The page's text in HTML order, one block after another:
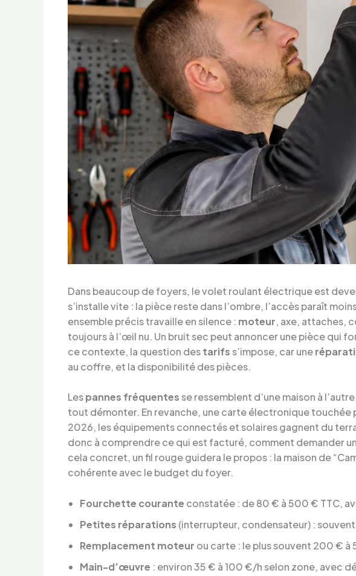
Dans beaucoup de foyers, le volet roulant électrique est
s’installe vite : la pièce reste dans l’ombre, l’accès paraît
ensemble précis travaille en silence : moteur, axe, attaches,
toujours à l’œil nu. Un bruit sec peut annoncer une pièce qui
ce contexte, la question destarifs s’impose, car une
au coffre, et la disponibilité des pièces.
Lespannes fréquentes se ressemblent d’une maison à
tout démonter. En revanche, une carte électronique touchée
2026, les équipements connectés et solaires gagnent du
donc à comprendre ce qui est facturé, comment demander
cela concret, un fil rouge guidera le propos : la maison de
cohérente avec le budget du foyer.
Fourchette courante constatée : de 80 € à 500 € TTC,
Petites réparations (interrupteur, condensateur) :
Remplacement moteur ou carte : le plus souvent 200 €
Main-d’œuvre : environ 35 € à 100 €/h selon zone, avec